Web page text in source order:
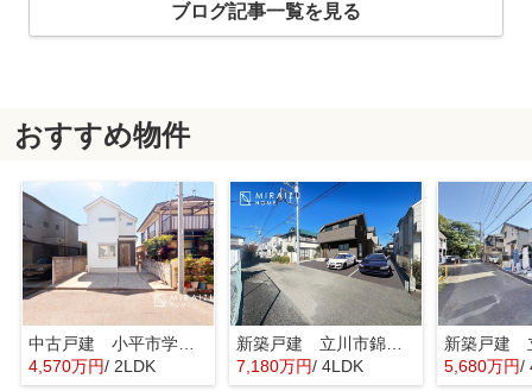
ブログ記事一覧を見る
おすすめ物件
中古戸建 小平市学園東町 全1棟
4,570万円/ 2LDK
新築戸建 立川市錦町 全2棟
7,180万円/ 4LDK 5,680万円/